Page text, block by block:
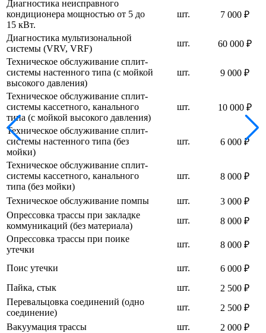
Диагностика неисправного
кондиционера мощностью от 5 до
15 кВт.
шт. 7 000 ₽
Диагностика мультизональной
системы (VRV, VRF)
шт.
60 000 ₽
Техническое обслуживание сплит-
системы настенного типа (с мойкой
высокого давления)
шт. 9 000 ₽
Техническое обслуживание сплит-
системы кассетного, канального
типа (с мойкой высокого давления)
шт. 10 000 ₽
Техническое обслуживание сплит-
системы настенного типа (без
мойки)
шт. 6 000 ₽
Техническое обслуживание сплит-
системы кассетного, канального
типа (без мойки)
шт. 8 000 ₽
Техническое обслуживание помпы шт.
3 000 ₽
Опрессовка трассы при закладке
коммуникаций (без материала)
шт.
8 000 ₽
Опрессовка трассы при поике
утечки
шт. 8 000 ₽
Поис утечки шт.
6 000 ₽
Пайка, стык
шт.
2 500 ₽
Перевальцовка соединений (одно
соединение)
шт.
2 500 ₽
Вакуумация трассы
шт.
2 000 ₽